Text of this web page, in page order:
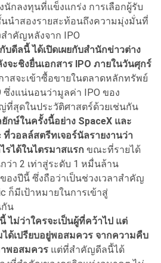
นักลงทุนที่แข็งแกร่ง การเลือกผู้รับ
นำสองรายสะท้อนถึงความมุ่งมั่นที่
สำคัญหลังจาก IPO
ดีลนี้ ได้เปิดเผยกับสำนักข่าวต่าง
งจะชิงยื่นเอกสาร IPO ภายในวันศุกร์
าสจะเข้าซื้อขายในตลาดหลักทรัพย์
ซึ่งแน่นอนว่ามูลค่า IPO ของ
ที่สุดในประวัติศาสตร์ด้วยเช่นกัน
กษ์ในครั้งนี้อย่าง SpaceX และ
ที่วอลล์สตรีทเจอร์นัลรายงานว่า
รได้ในไตรมาสแรก ขณะที่รายได้
ว่า 2 เท่าสู่ระดับ 1 หมื่นล้าน
องปีนี้ ซึ่งถือว่าเป็นช่วงเวลาสำคัญ
ก็มีเป้าหมายในการเข้าสู่
กัน
ไม่ว่าใครจะเป็นผู้ที่คว้าไป แต่
ด้เปรียบอยู่พอสมควร จากความคืบ
พอสมควร แต่ที่สำคัญดีลนี้ได้